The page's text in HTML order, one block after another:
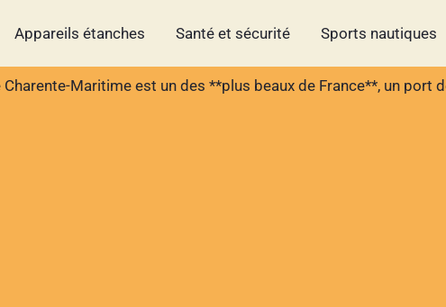
Appareils étanches Santé et sécurité Sports nautiques
Charente-Maritime est un des **plus beaux de France**, un port